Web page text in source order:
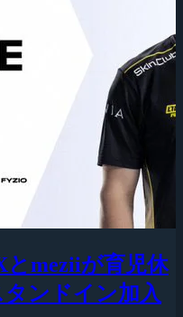
とmeziiが育児休
ンドイン加入